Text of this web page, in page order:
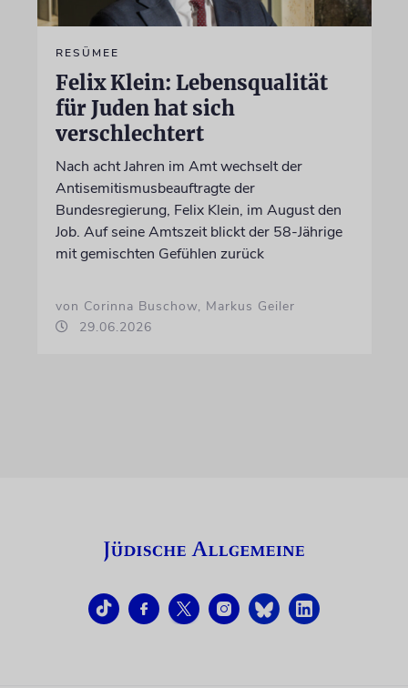
RESÜMEE
Felix Klein: Lebensqualität
für Juden hat sich
verschlechtert
Nach acht Jahren im Amt wechselt der
Antisemitismusbeauftragte der
Bundesregierung, Felix Klein, im August den
Job. Auf seine Amtszeit blickt der 58-Jährige
mit gemischten Gefühlen zurück
von Corinna Buschow, Markus Geiler
29.06.2026